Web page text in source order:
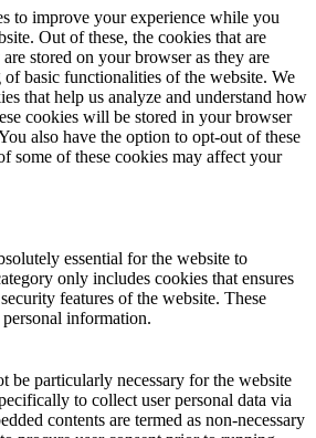
to improve your experience while you
Out of these, the cookies that are
are stored on your browser as they are
basic functionalities of the website. We
that help us analyze and understand how
cookies will be stored in your browser
also have the option to opt-out of these
some of these cookies may affect your
essential for the website to
only includes cookies that ensures
features of the website. These
information.
be particularly necessary for the website
to collect user personal data via
contents are termed as non-necessary